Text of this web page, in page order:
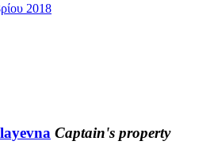
2018
Captain's property